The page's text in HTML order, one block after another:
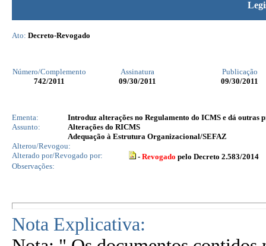
Ato: Decreto-Revogado
Número/Complemento Assinatura
Publicação
742/2011 09/30/2011 09/30/2011
Ementa:
Introduz alterações no Regulamento do ICMS e dá outras
Assunto:
Alterações do RICMS
Adequação à Estrutura Organizacional/SEFAZ
Alterou/Revogou:
Alterado por/Revogado por:
- Revogado pelo Decreto 2.583/2014
Observações:
Nota Explicativa: